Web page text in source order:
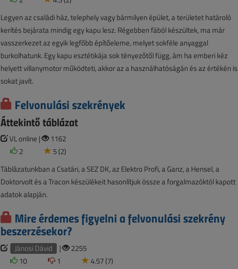
Legyen az családi ház, telephely vagy bármilyen épület, a területet határoló
kerítés bejárata mindig egy kapu lesz. Régebben fából készültek, ma már
vasszerkezet az egyik legfőbb építőeleme, melyet sokféle anyaggal
burkolhatunk. Egy kapu esztétikája sok tényezőtől függ, ám ha emberi kéz
helyett villanymotor működteti, akkor az a használhatóságán és az értékén is
sokat javít.
Felvonulási szekrények
Áttekintő táblázat
VL online |
1162
2
5 (2)
Táblázatunkban a Csatári, a SEZ DK, az Elektro Profi, a Ganz, a Hensel, a
Doktorvolt és a Tracon készülékeit hasonlítjuk össze a forgalmazóktól kapott
adatok alapján.
Mire érdemes figyelni a felvonulási szekrény
beszerzésekor?
Jánosi Dávid |
2255
10
1
4.57 (7)